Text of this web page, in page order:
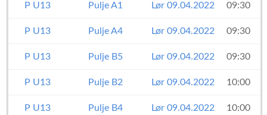
P U13 Pulje A1 Lør 09.04.2022 09:30
P U13 Pulje A4 Lør 09.04.2022 09:30
P U13 Pulje B5 Lør 09.04.2022 09:30
P U13 Pulje B2 Lør 09.04.2022 10:00
P U13 Pulje B4 Lør 09.04.2022 10:00